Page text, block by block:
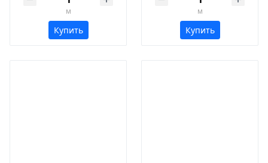
м
Купить
м
Купить